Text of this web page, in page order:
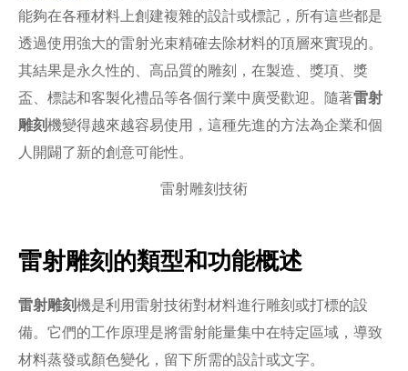
能夠在各種材料上創建複雜的設計或標記，所有這些都是
透過使用強大的雷射光束精確去除材料的頂層來實現的。
其結果是永久性的、高品質的雕刻，在製造、獎項、獎
盃、標誌和客製化禮品等各個行業中廣受歡迎。隨著雷射
雕刻機變得越來越容易使用，這種先進的方法為企業和個
人開闢了新的創意可能性。
雷射雕刻技術
雷射雕刻的類型和功能概述
雷射雕刻機是利用雷射技術對材料進行雕刻或打標的設
備。它們的工作原理是將雷射能量集中在特定區域，導致
材料蒸發或顏色變化，留下所需的設計或文字。